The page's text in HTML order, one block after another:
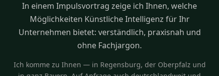
In einem Impulsvortrag zeige ich Ihnen, welche
Möglichkeiten Künstliche Intelligenz für Ihr
Unternehmen bietet: verständlich, praxisnah und
ohne Fachjargon.
Ich komme zu Ihnen — in Regensburg, der Oberpfalz und